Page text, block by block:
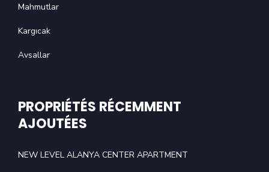
Mahmutlar
Kargıcak
Avsallar
PROPRIÉTÉS RÉCEMMENT
AJOUTÉES
NEW LEVEL ALANYA CENTER APARTMENT